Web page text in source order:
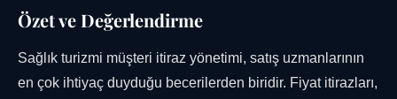
Özet ve Değerlendirme
Sağlık turizmi müşteri itiraz yönetimi, satış uzmanlarının
en çok ihtiyaç duyduğu becerilerden biridir. Fiyat itirazları,